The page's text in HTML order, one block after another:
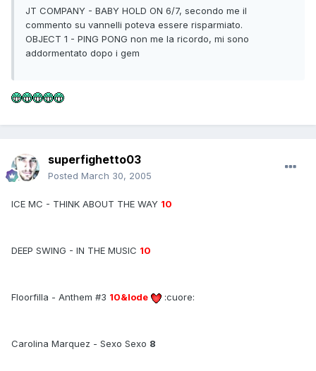
JT COMPANY - BABY HOLD ON 6/7, secondo me il
commento su vannelli poteva essere risparmiato.
OBJECT 1 - PING PONG non me la ricordo, mi sono
addormentato dopo i gem
superfighetto03
Posted March 30, 2005
ICE MC - THINK ABOUT THE WAY 10
DEEP SWING - IN THE MUSIC 10
Floorfilla - Anthem #3 10&lode :cuore:
Carolina Marquez - Sexo Sexo 8